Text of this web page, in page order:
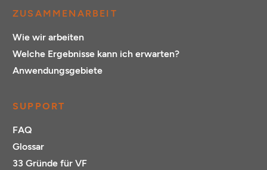
ZUSAMMENARBEIT
Wie wir arbeiten
Welche Ergebnisse kann ich erwarten?
Anwendungsgebiete
SUPPORT
FAQ
Glossar
33 Gründe für VF